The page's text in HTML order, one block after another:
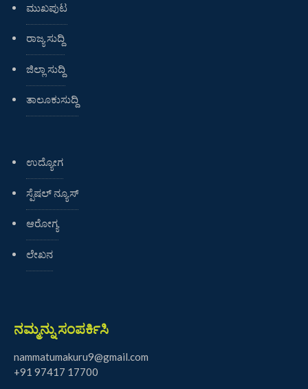
ಮುಖಪುಟ
ರಾಜ್ಯ ಸುದ್ದಿ
ಜಿಲ್ಲಾ ಸುದ್ದಿ
ತಾಲೂಕುಸುದ್ದಿ
ಉದ್ಯೋಗ
ಸ್ಪೆಷಲ್ ನ್ಯೂಸ್
ಆರೋಗ್ಯ
ಲೇಖನ
ನಮ್ಮನ್ನು ಸಂಪರ್ಕಿಸಿ
nammatumakuru9@gmail.com
+91 97417 17700